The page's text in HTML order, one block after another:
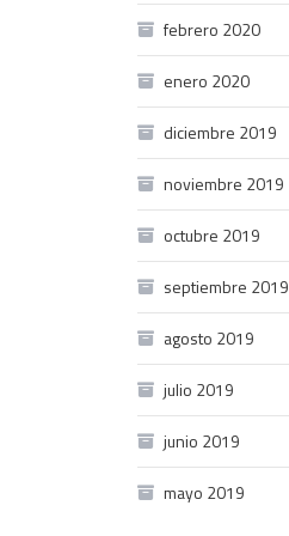
febrero 2020
enero 2020
diciembre 2019
noviembre 2019
octubre 2019
septiembre 2019
agosto 2019
julio 2019
junio 2019
mayo 2019